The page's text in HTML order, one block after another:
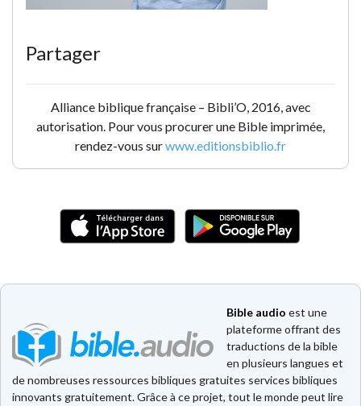
Partager
Alliance biblique française – Bibli’O, 2016, avec
autorisation. Pour vous procurer une Bible imprimée,
rendez-vous surwww.editionsbiblio.fr
Bible audio est une
plateforme offrant des
traductions de la bible
en plusieurs langues et
de nombreuses ressources bibliques gratuites services bibliques
innovants gratuitement. Grâce à ce projet, tout le monde peut lire